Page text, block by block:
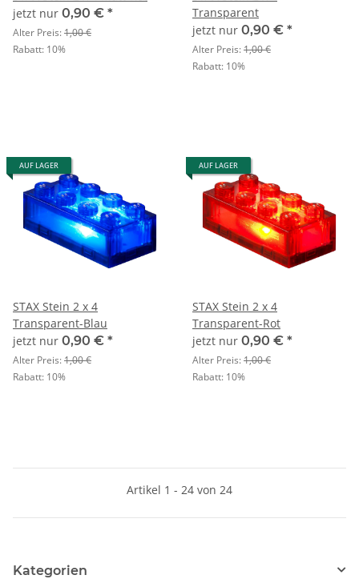
jetzt nur 0,90 € *
Alter Preis:1,00 €
Rabatt: 10%
Transparent
jetzt nur 0,90 € *
Alter Preis:1,00 €
Rabatt: 10%
AUF LAGER
STAX Stein 2 x 4
Transparent-Blau
jetzt nur 0,90 € *
Alter Preis:1,00 €
Rabatt: 10%
AUF LAGER
STAX Stein 2 x 4
Transparent-Rot
jetzt nur 0,90 € *
Alter Preis:1,00 €
Rabatt: 10%
Artikel 1 - 24 von 24
Kategorien